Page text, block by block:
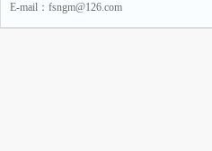
E-mail：fsngm@126.com